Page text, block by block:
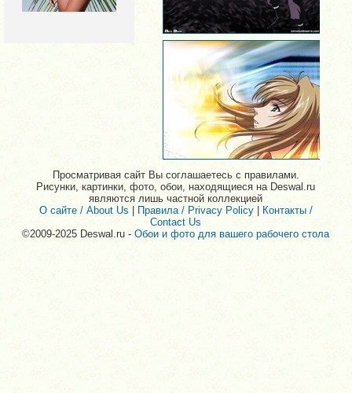
Просматривая сайт Вы соглашаетесь с правилами.
Рисунки, картинки, фото, обои, находящиеся на Deswal.ru
являются лишь частной коллекцией
О сайте / About Us
Правила / Privacy Policy
Контакты /
Contact Us
©2009-2025 Deswal.ru -Обои и фото для вашего рабочего стола